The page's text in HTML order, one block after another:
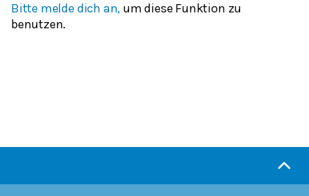
Bitte melde dich an, um diese Funktion zu
benutzen.